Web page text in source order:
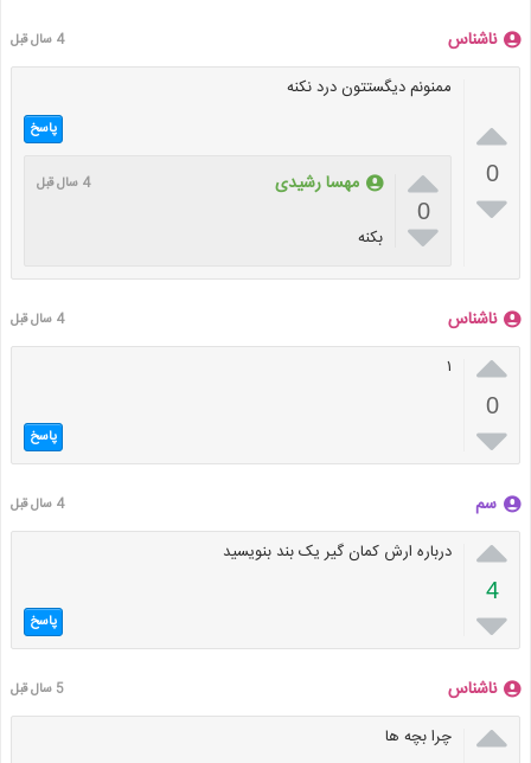
ناشناس 4 سال قبل

0

ممنونم دیگستتون درد نکنه
پاسخ

0

مهسا رشیدی 4 سال قبل
بکنه
ناشناس 4 سال قبل

0

۱
پاسخ
سم 4 سال قبل

4

درباره ارش کمان گیر یک بند بنویسید
پاسخ
ناشناس 5 سال قبل
 چرا بچه ها